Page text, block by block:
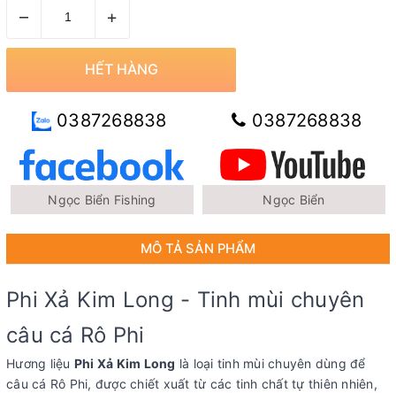
– +
HẾT HÀNG
0387268838 0387268838
Ngọc Biển Fishing Ngọc Biển
MÔ TẢ SẢN PHẨM
Phi Xả Kim Long - Tinh mùi chuyên
câu cá Rô Phi
Hương liệu Phi Xả Kim Long là loại tinh mùi chuyên dùng để
câu cá Rô Phi, được chiết xuất từ các tinh chất tự thiên nhiên,